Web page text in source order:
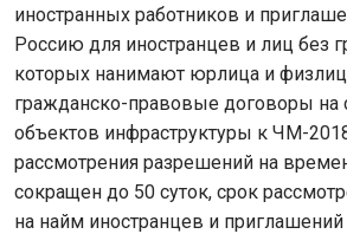
иностранных работников и
Россию для иностранцев и лиц без
которых нанимают юрлица и
гражданско-правовые договоры на
объектов инфраструктуры к ЧМ-
рассмотрения разрешений на
сокращен до 50 суток, срок
на найм иностранцев и